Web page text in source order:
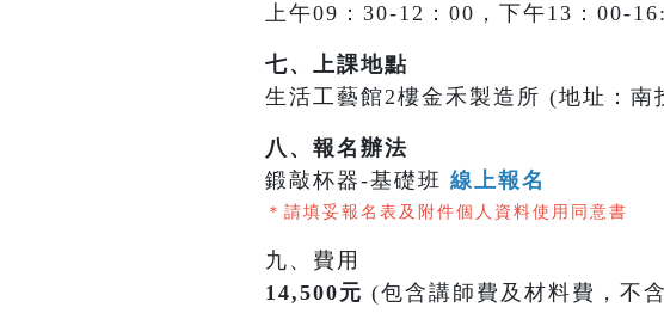
上午09：30-12：00，下午13：00-
七、上課地點
生活工藝館2樓金禾製造所 (地址：南
八、報名辦法
鍛敲杯器-基礎班 線上報名
＊請填妥報名表及附件個人資料使用同意書
九、費用
14,500元 (包含講師費及材料費，不